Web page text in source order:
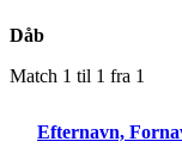
Dåb
Match 1 til 1 fra 1
Efternavn,